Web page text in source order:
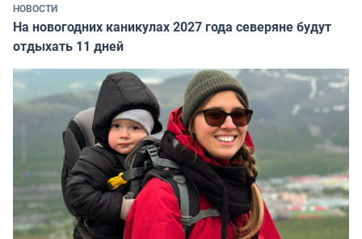
НОВОСТИ
На новогодних каникулах 2027 года северяне будут
отдыхать 11 дней